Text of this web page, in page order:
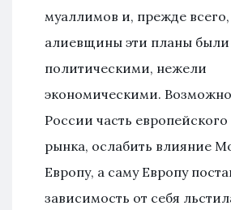
муаллимов и, прежде
алиевщины эти планы были
политическими, нежели
экономическими.
России часть европейского
рынка, ослабить влияние
Европу, а саму Европу
зависимость от себя